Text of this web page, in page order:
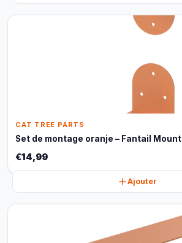
CAT TREE PARTS
Set de montage oranje – Fantail Mount
€14,99
Ajouter